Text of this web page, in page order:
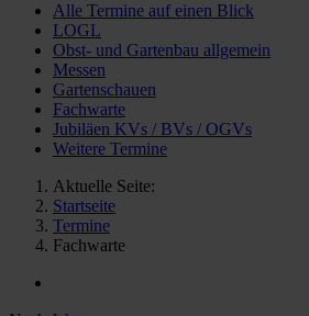
Alle Termine auf einen Blick
LOGL
Obst- und Gartenbau allgemein
Messen
Gartenschauen
Fachwarte
Jubiläen KVs / BVs / OGVs
Weitere Termine
Aktuelle Seite:
Startseite
Termine
Fachwarte